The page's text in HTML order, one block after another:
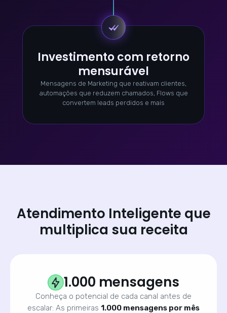
Investimento com retorno
mensurável
Mensagens de Marketing que reativam clientes,
automações que reduzem chamados, Flows que
convertem leads perdidos e mais
Atendimento Inteligente que
multiplica sua receita
1.000 mensagens
Conheça o potencial de cada canal antes de
escalar: As primeiras 1.000 mensagens por mês